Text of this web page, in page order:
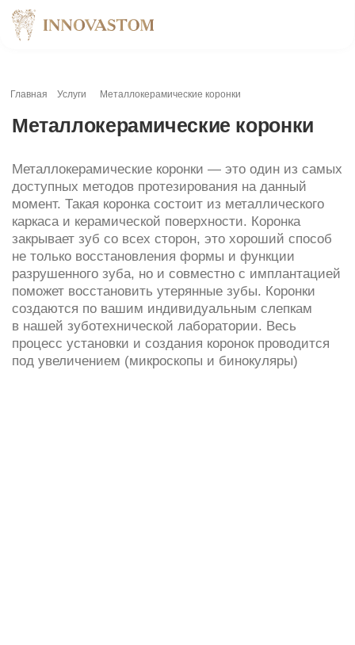
Металлокерамические коронки
Металлокерамические коронки — это один из самых
момент. Такая коронка состоит из металлического
каркаса и керамической поверхности. Коронка
закрывает зуб со всех сторон, это хороший способ
не только восстановления формы и функции
разрушенного зуба, но и совместно с имплантацией
поможет восстановить утерянные зубы. Коронки
создаются по вашим индивидуальным слепкам
в нашей зуботехнической лаборатории. Весь
процесс установки и создания коронок проводится
под увеличением (микроскопы и бинокуляры)